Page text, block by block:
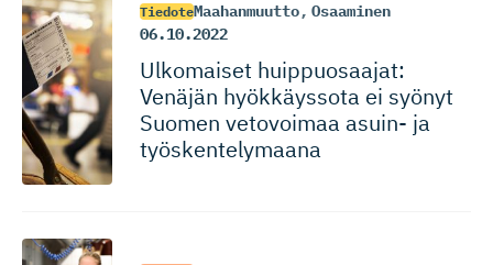
TiedoteMaahanmuutto, Osaaminen
06.10.2022
Ulkomaiset huippuosaajat:
Venäjän hyökkäyssota ei syönyt
Suomen vetovoimaa asuin- ja
työskente­lymaana